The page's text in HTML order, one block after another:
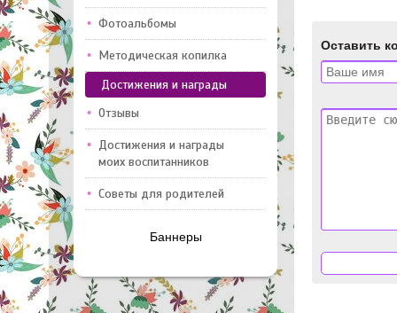
Фотоальбомы
Методическая копилка
Достижения и награды
Отзывы
Достижения и награды
моих воспитанников
Советы для родителей
Баннеры
Оставить